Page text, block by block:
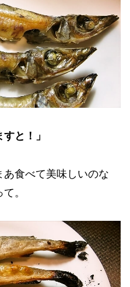
と！」
あ食べて美味しいのな
。